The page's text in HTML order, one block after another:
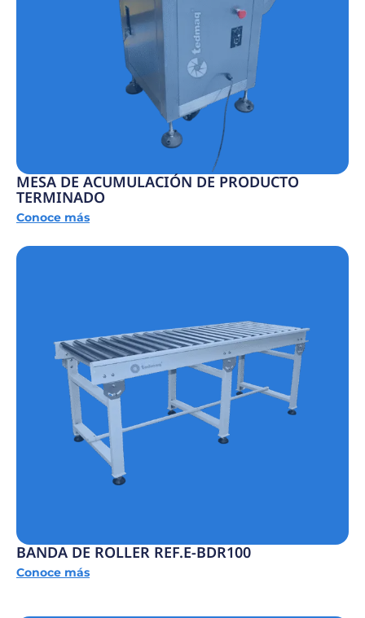
MESA DE ACUMULACIÓN DE PRODUCTO
TERMINADO
Conoce más
BANDA DE ROLLER REF.E-BDR100
Conoce más